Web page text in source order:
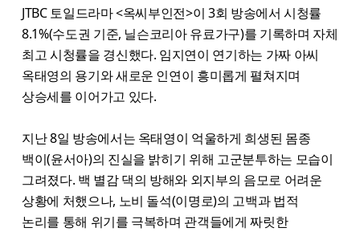
JTBC 토일드라마 <옥씨부인전>이 3회 방송에서 시청률
8.1%(수도권 기준, 닐슨코리아 유료가구)를 기록하며 자체
최고 시청률을 경신했다. 임지연이 연기하는 가짜 아씨
옥태영의 용기와 새로운 인연이 흥미롭게 펼쳐지며
상승세를 이어가고 있다.
지난 8일 방송에서는 옥태영이 억울하게 희생된 몸종
백이(윤서아)의 진실을 밝히기 위해 고군분투하는 모습이
그려졌다. 백 별감 댁의 방해와 외지부의 음모로 어려운
상황에 처했으나, 노비 돌석(이명로)의 고백과 법적
논리를 통해 위기를 극복하며 관객들에게 짜릿한